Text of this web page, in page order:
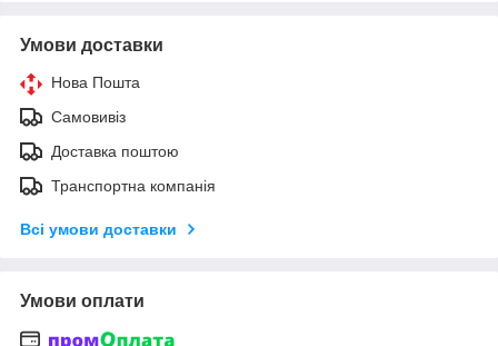
Умови доставки
Нова Пошта
Самовивіз
Доставка поштою
Транспортна компанія
Всі умови доставки
Умови оплати